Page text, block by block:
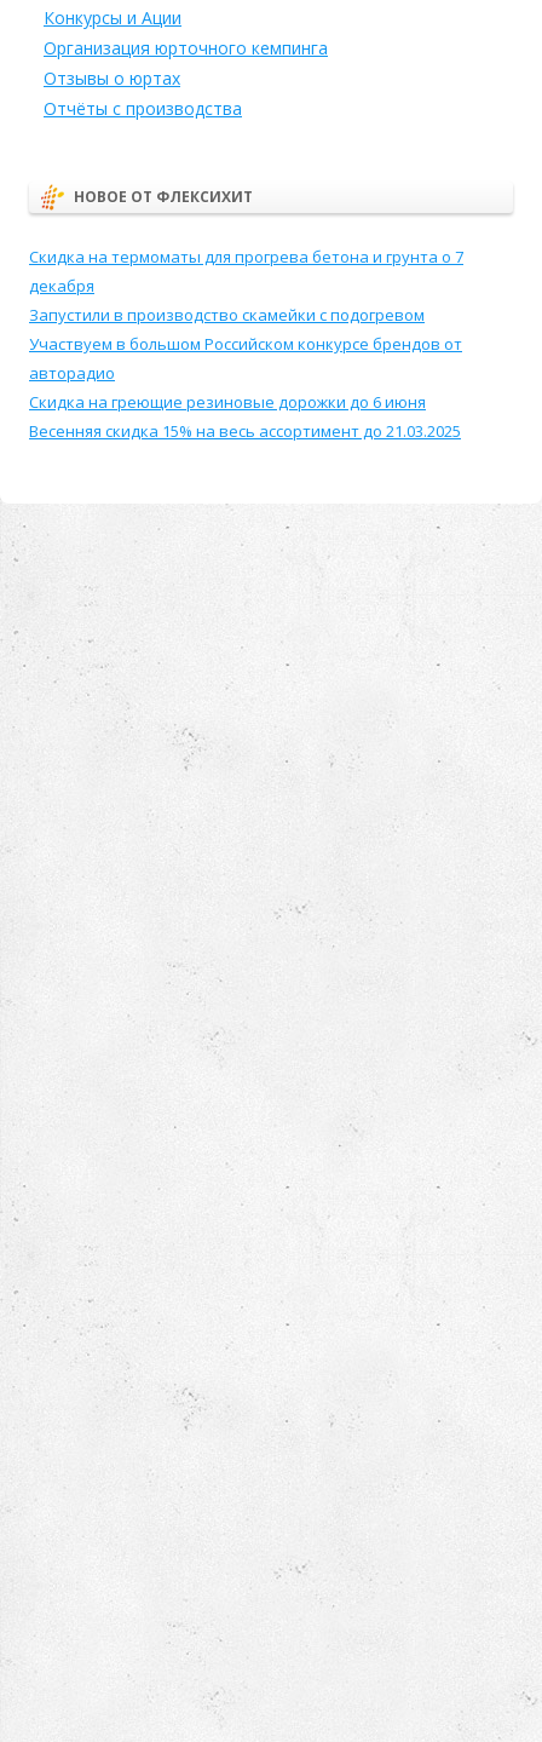
Конкурсы и Ации
Организация юрточного кемпинга
Отзывы о юртах
Отчёты с производства
НОВОЕ ОТ ФЛЕКСИХИТ
Скидка на термоматы для прогрева бетона и грунта о 7
декабря
Запустили в производство скамейки с подогревом
Участвуем в большом Российском конкурсе брендов от
авторадио
Скидка на греющие резиновые дорожки до 6 июня
Весенняя скидка 15% на весь ассортимент до 21.03.2025